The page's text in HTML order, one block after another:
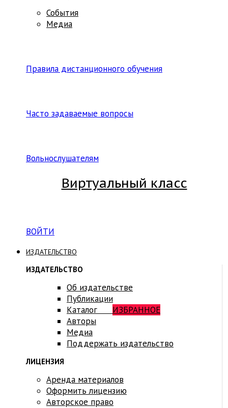
События
Медиа
Правила дистанционного обучения
Часто задаваемые вопросы
Вольнослушателям
Виртуальный класс
ВОЙТИ
ИЗДАТЕЛЬСТВО
ИЗДАТЕЛЬСТВО
Об издательстве
Публикации
Каталог ИЗБРАННОЕ
Авторы
Медиа
Поддержать издательство
ЛИЦЕНЗИЯ
Аренда материалов
Оформить лицензию
Авторское право